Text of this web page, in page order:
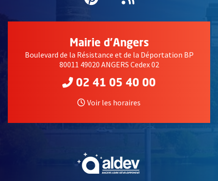
Mairie d'Angers
Boulevard de la Résistance et de la Déportation BP
80011 49020 ANGERS Cedex 02
02 41 05 40 00
Voir les horaires